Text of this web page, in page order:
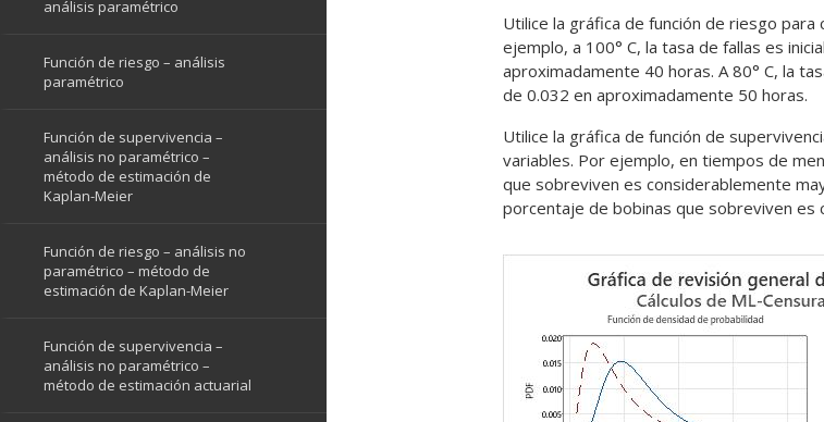
Utilice la gráfica de función de riesgo
ejemplo, a 100° C, la tasa de fallas es
aproximadamente 40 horas. A 80° C, la
de 0.032 en aproximadamente 50 horas.
Utilice la gráfica de función de
variables. Por ejemplo, en tiempos de
que sobreviven es considerablemente
porcentaje de bobinas que sobreviven es